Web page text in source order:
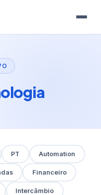
PT Automation
Financeiro
Intercâmbio